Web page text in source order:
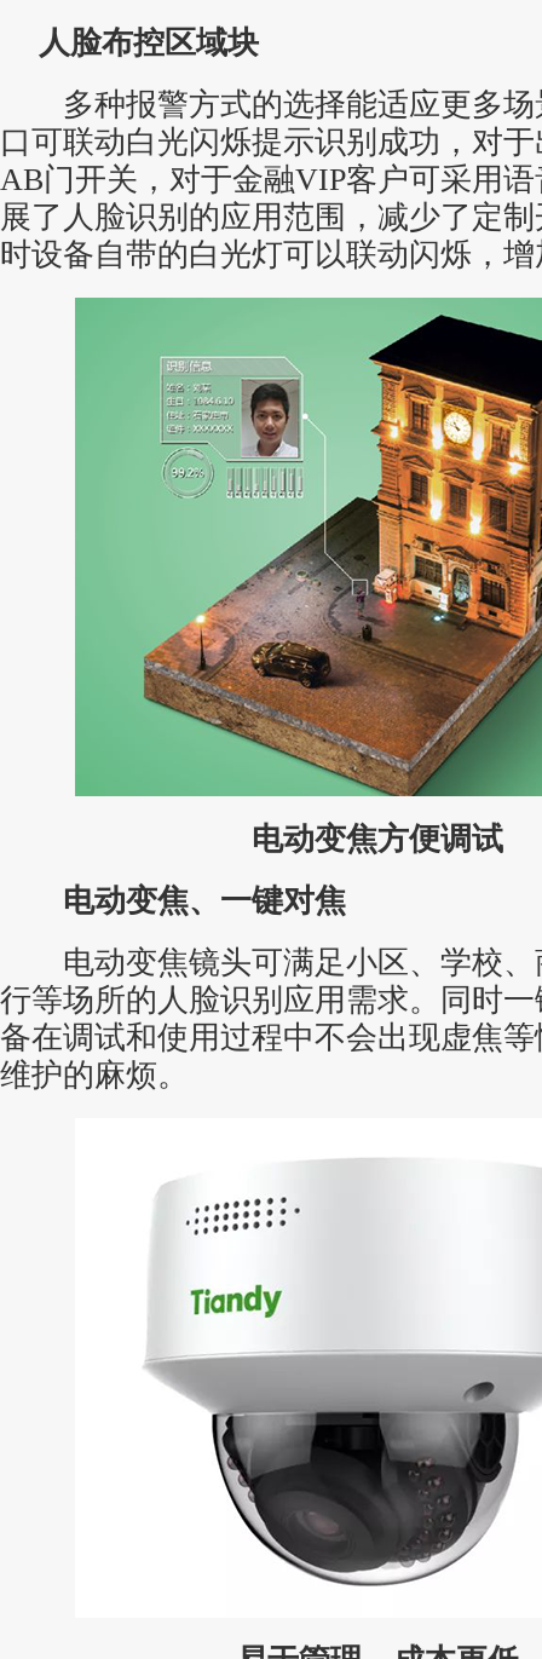
人脸布控区域块
多种报警方式的选择能适应更多场
口可联动白光闪烁提示识别成功，对
AB门开关，对于金融VIP客户可采用
展了人脸识别的应用范围，减少了定
时设备自带的白光灯可以联动闪烁，
电动变焦方便调试
电动变焦、一键对焦
电动变焦镜头可满足小区、学校、
行等场所的人脸识别应用需求。同时
备在调试和使用过程中不会出现虚焦
维护的麻烦。